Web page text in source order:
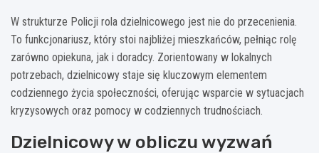
W strukturze Policji rola dzielnicowego jest nie do przecenienia.
To funkcjonariusz, który stoi najbliżej mieszkańców, pełniąc rolę
zarówno opiekuna, jak i doradcy. Zorientowany w lokalnych
potrzebach, dzielnicowy staje się kluczowym elementem
codziennego życia społeczności, oferując wsparcie w sytuacjach
kryzysowych oraz pomocy w codziennych trudnościach.
Dzielnicowy w obliczu wyzwań